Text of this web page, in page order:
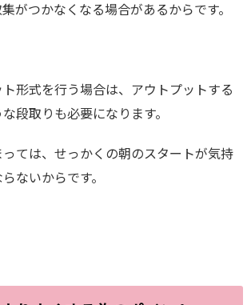
がつかなくなる場合があるからです。
形式を行う場合は、アウトプットする
段取りも必要になります。
ては、せっかくの朝のスタートが気持
ないからです。